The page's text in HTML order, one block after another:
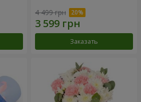
4 499 грн
Заказать